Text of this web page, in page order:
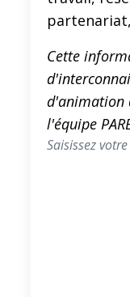
Cette
d'animation
l'équipe